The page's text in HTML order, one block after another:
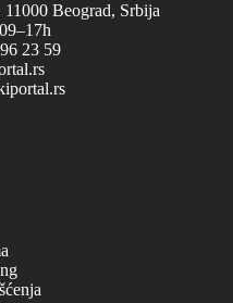
Beograd, Srbija
23 59